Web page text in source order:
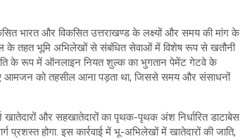
भारत और विकसित उत्तराखण्ड के लक्ष्यों और समय की मांग के
के तहत भूमि अभिलेखों से संबंधित सेवाओं में विशेष रूप से खतौनी
के रूप में ऑनलाइन नियत शुल्क का भुगतान पेमेंट गेटवे के
आमजन को तहसील आना पड़ता था, जिससे समय और संसाधनों
और सहखातेदारों का पृथक-पृथक अंश निर्धारित डाटाबेस
प्रशस्त होगा. इस कार्रवाई में भू-अभिलेखों में खातेदारों की जाति,